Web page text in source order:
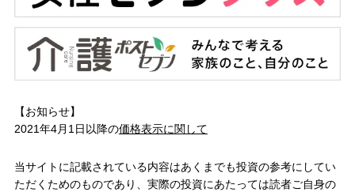
【お知らせ】
2021年4月1日以降の価格表示に関して
当サイトに記載されている内容はあくまでも投資の参考にしてい
ただくためのものであり、実際の投資にあたっては読者ご自身の